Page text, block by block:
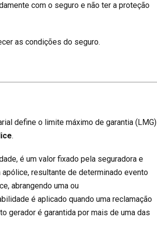
com o seguro e não ter a proteção
as condições do seguro.
define o limite máximo de garantia (LMG)
.
é um valor fixado pela seguradora e
resultante de determinado evento
abrangendo uma ou
é aplicado quando uma reclamação
gerador é garantida por mais de uma das